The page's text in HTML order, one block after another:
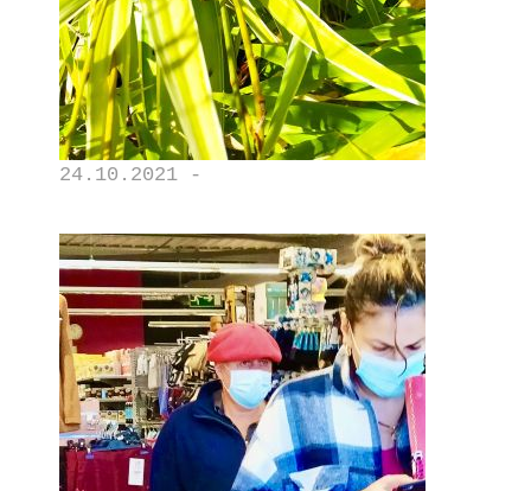
24.10.2021 -